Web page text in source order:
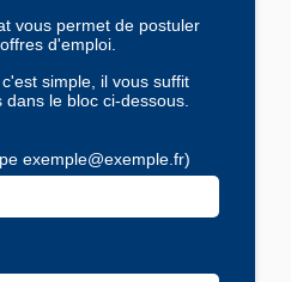
vous permet de postuler
d'emploi.
simple, il vous suffit
le bloc ci-dessous.
exemple@exemple.fr)